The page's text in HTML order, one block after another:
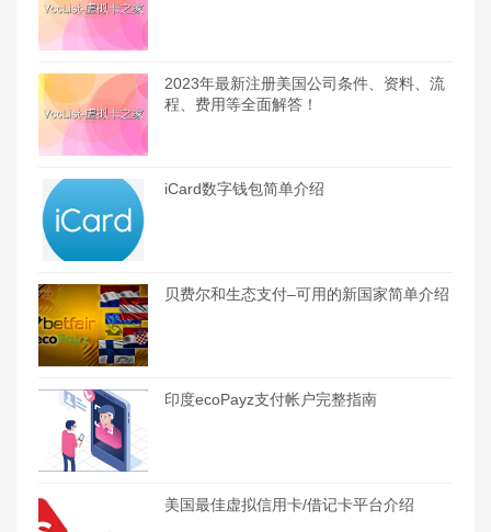
2023年最新注册美国公司条件、资料、流
程、费用等全面解答！
iCard数字钱包简单介绍
贝费尔和生态支付–可用的新国家简单介绍
印度ecoPayz支付帐户完整指南
美国最佳虚拟信用卡/借记卡平台介绍